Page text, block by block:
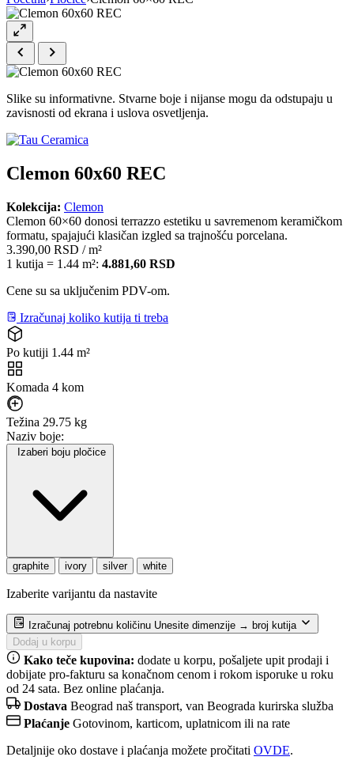
Slike su informativne. Stvarne boje i nijanse mogu da odstupaju u
zavisnosti od ekrana i uslova osvetljenja.
Clemon 60x60 REC
Kolekcija: Clemon
Clemon 60×60 donosi terrazzo estetiku u savremenom keramičkom
formatu, spajajući klasičan izgled sa trajnošću porcelana.
3.390,00 RSD / m²
1 kutija = 1.44 m²: 4.881,60 RSD
Cene su sa uključenim PDV-om.
Izračunaj koliko kutija ti treba
Po kutiji 1.44 m²
Komada 4 kom
Težina 29.75 kg
Naziv boje:
Izaberi boju pločice
graphite ivory silver white
Izaberite varijantu da nastavite
Izračunaj potrebnu količinu Unesite dimenzije → broj kutija
Dodaj u korpu
Kako teče kupovina: dodate u korpu, pošaljete upit prodaji i
dobijate pro-fakturu sa konačnom cenom i rokom isporuke u roku
od 24 sata. Bez online plaćanja.
Dostava Beograd naš transport, van Beograda kurirska služba
Plaćanje Gotovinom, karticom, uplatnicom ili na rate
Detaljnije oko dostave i plaćanja možete pročitati OVDE.